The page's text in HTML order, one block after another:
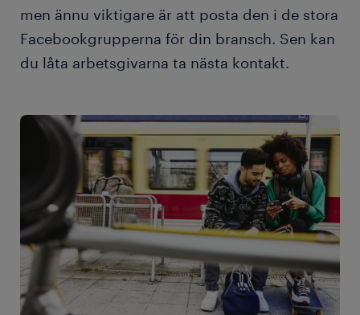
men ännu viktigare är att posta den i de stora
Facebookgrupperna för din bransch. Sen kan
du låta arbetsgivarna ta nästa kontakt.